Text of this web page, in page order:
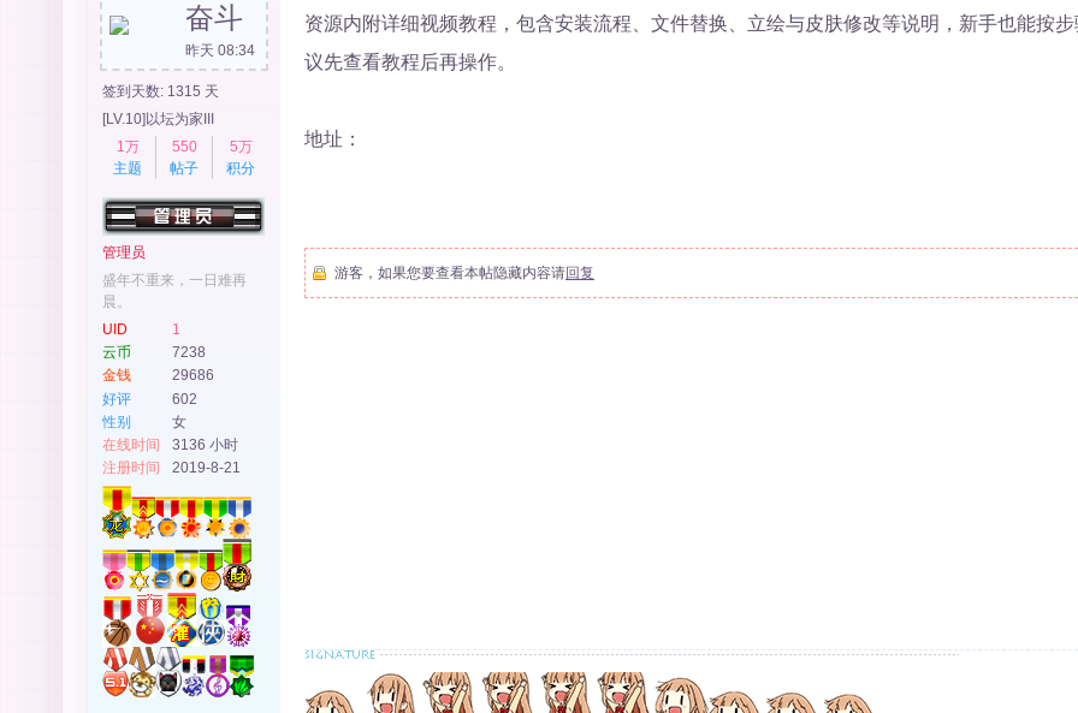
月
社
区
奋斗
昨天 08:34
签到天数: 1315 天
[LV.10]以坛为家III
1万
主题
550
帖子
5万
积分
管理员
盛年不重来，一日难再
晨。
UID
1
云币
7238
金钱
29686
好评
602
性别
女
在线时间
3136 小时
注册时间
2019-8-21
资源内附详细视频教程，包含安装流程、文件替换、立绘与皮肤修改等说明，新手也能按
议先查看教程后再操作。
地址：
游客，如果您要查看本帖隐藏内容请回复